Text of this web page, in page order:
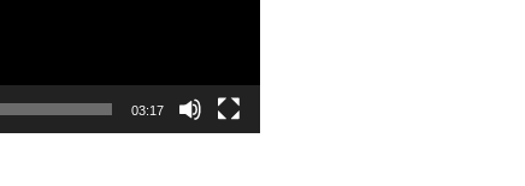
03:17